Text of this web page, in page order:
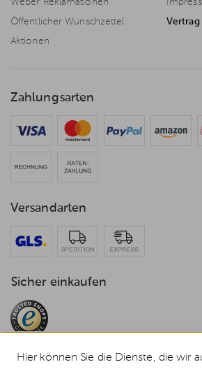
Weber Reklamationen
Öffentlicher Wunschzettel
Aktionen
Zahlungsarten
Versandarten
Sicher einkaufen
Hier können Sie die Dienste, die wir